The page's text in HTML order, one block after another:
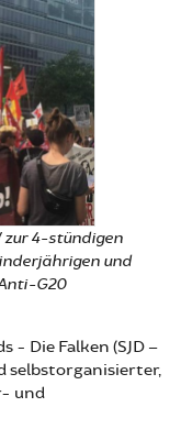
zur 4-stündigen
und
G20
- Die Falken (SJD –
selbstorganisierter,
und